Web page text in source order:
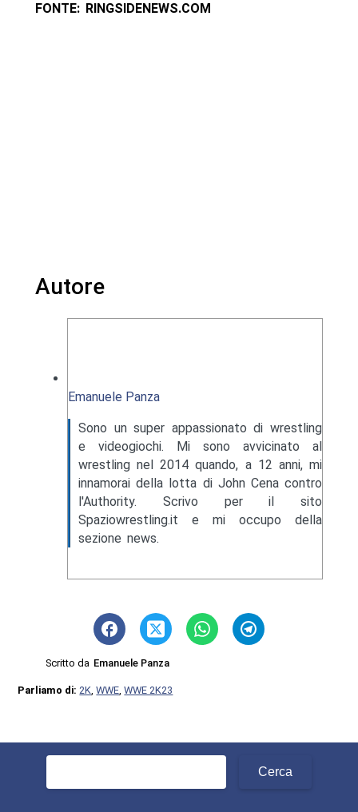
FONTE: RINGSIDENEWS.COM
Autore
Emanuele Panza
Sono un super appassionato di wrestling
e videogiochi. Mi sono avvicinato al
wrestling nel 2014 quando, a 12 anni, mi
innamorai della lotta di John Cena contro
l'Authority. Scrivo per il sito
Spaziowrestling.it e mi occupo della
sezione news.
Scritto da Emanuele Panza
Parliamo di: 2K ,WWE ,WWE 2K23